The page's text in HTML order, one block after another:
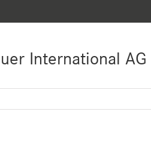
International AG